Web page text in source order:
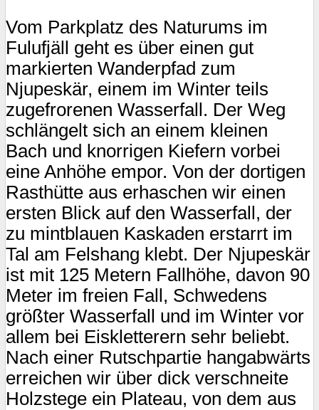
Vom Parkplatz des Naturums im
Fulufjäll geht es über einen gut
markierten Wanderpfad zum
Njupeskär, einem im Winter teils
zugefrorenen Wasserfall. Der Weg
schlängelt sich an einem kleinen
Bach und knorrigen Kiefern vorbei
eine Anhöhe empor. Von der dortigen
Rasthütte aus erhaschen wir einen
ersten Blick auf den Wasserfall, der
zu mintblauen Kaskaden erstarrt im
Tal am Felshang klebt. Der Njupeskär
ist mit 125 Metern Fallhöhe, davon 90
Meter im freien Fall, Schwedens
größter Wasserfall und im Winter vor
allem bei Eiskletterern sehr beliebt.
Nach einer Rutschpartie hangabwärts
erreichen wir über dick verschneite
Holzstege ein Plateau, von dem aus